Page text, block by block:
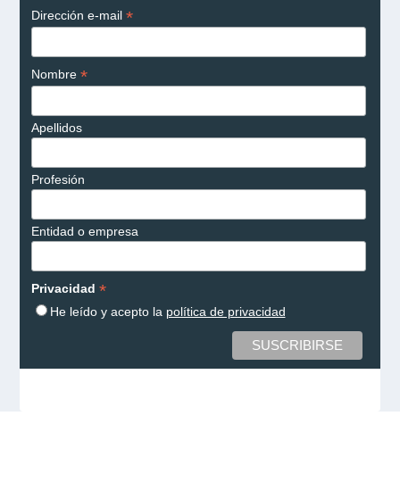
Dirección e-mail *
Nombre *
Apellidos
Profesión
Entidad o empresa
Privacidad *
He leído y acepto la política de privacidad